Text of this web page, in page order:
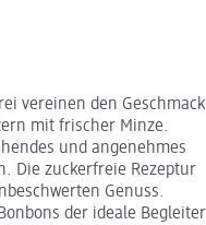
vereinen den Geschmack
mit frischer Minze.
und angenehmes
Die zuckerfreie Rezeptur
Genuss.
der ideale Begleiter